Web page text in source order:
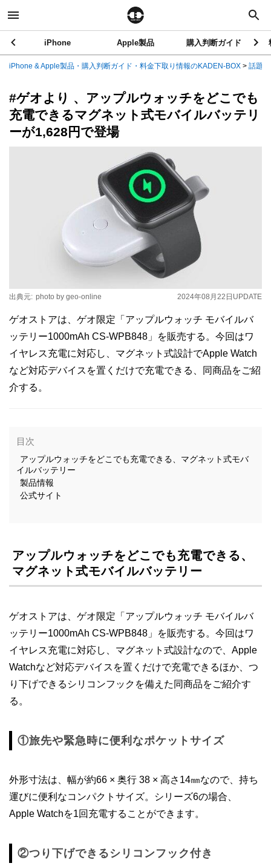
iPhone Apple製品 購入判断ガイド
iPhone & Apple製品・購入判断ガイド・料金下取り情報のKADEN-BOX > 話題
#ゲオより 、アップルウォッチをどこでも
充電できるマグネット式モバイルバッテリ
ーが1,628円で登場
2024年08月22日 UPDATE
出典元: photo by geo-online
ゲオストアは、ゲオ限定「アップルウォッチ モバイルバ
ッテリー1000mAh CS-WPB848」を販売する。今回はワ
イヤレス充電に対応し、マグネット式設計でApple Watch
など対応デバイスを置くだけで充電できる、同商品をご紹
介する。
目次
アップルウォッチをどこでも充電できる、マグネット式モバ
イルバッテリー
製品情報
公式サイト
アップルウォッチをどこでも充電できる、
マグネット式モバイルバッテリー
ゲオストアは、ゲオ限定「アップルウォッチ モバイルバ
ッテリー1000mAh CS-WPB848」を販売する。今回はワ
イヤレス充電に対応し、マグネット式設計なので、Apple
Watchなど対応デバイスを置くだけで充電できるほか、つ
り下げできるシリコンフックを備えた同商品をご紹介す
る。
①旅先や緊急時に便利なポケットサイズ
外形寸法は、幅が約66 × 奥行 38 × 高さ14㎜なので、持ち
運びに便利なコンパクトサイズ。シリーズ6の場合、
Apple Watchを1回充電することができます。
②つり下げできるシリコンフック付き